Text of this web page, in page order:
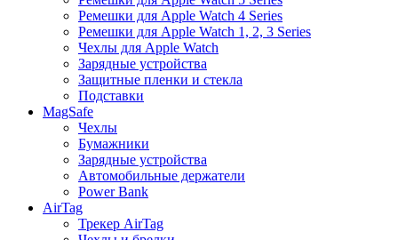
Ремешки для Apple Watch 4 Series
Ремешки для Apple Watch 1, 2, 3 Series
Чехлы для Apple Watch
Зарядные устройства
Защитные пленки и стекла
Подставки
MagSafe
Чехлы
Бумажники
Зарядные устройства
Автомобильные держатели
Power Bank
AirTag
Трекер AirTag